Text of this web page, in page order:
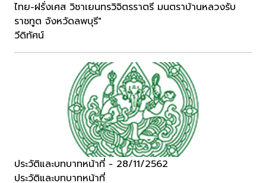
ไทย-ฝรั่งเศส วิชาเยนทรวิจิตรราตรี มนตราบ้านหลวงรับ
ราชทูต จังหวัดลพบุรี"
วีดิทัศน์
ประวัติและบทบาทหน้าที่ - 28/11/2562
ประวัติและบทบาทหน้าที่